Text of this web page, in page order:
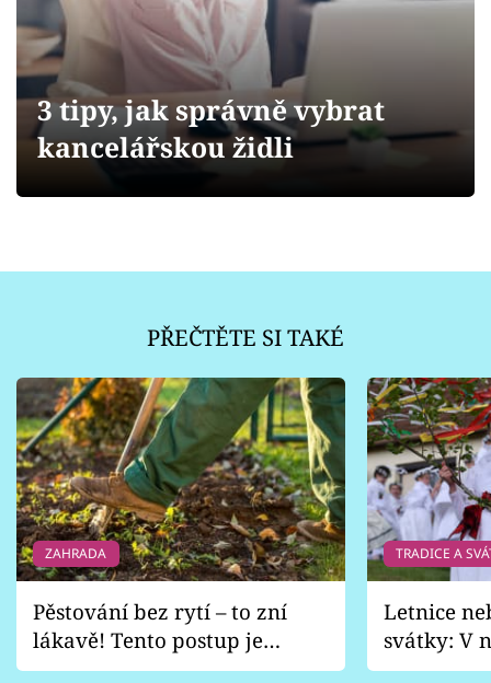
Přihlášení
Sledujte nás
3 tipy, jak správně vybrat
kancelářskou židli
PŘEČTĚTE SI TAKÉ
ZAHRADA
Pěstování bez rytí – to zní
lákavě! Tento postup je
vhodný jen pro některé
TRADICE A
Letnice
svátky: V
pondělí